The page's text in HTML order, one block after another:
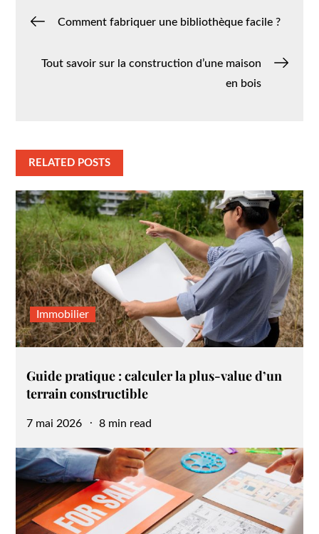
Navigation
de
Comment fabriquer une bibliothèque facile ?
Tout savoir sur la construction d’une maison
en bois
RELATED POSTS
Immobilier
Guide pratique : calculer la plus-value d’un
terrain constructible
Posted
7 mai 2026 8 min read